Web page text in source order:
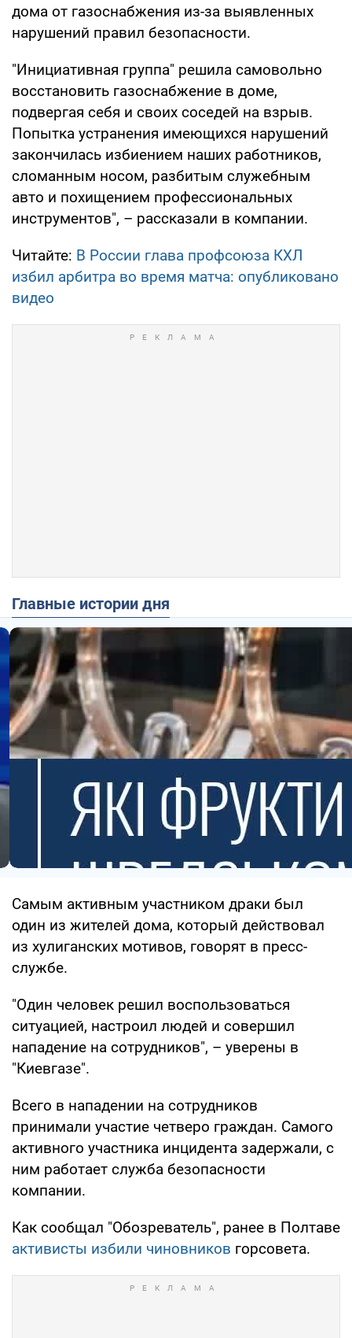
дома от газоснабжения из-за выявленных
нарушений правил безопасности.
"Инициативная группа" решила самовольно
восстановить газоснабжение в доме,
подвергая себя и своих соседей на взрыв.
Попытка устранения имеющихся нарушений
закончилась избиением наших работников,
сломанным носом, разбитым служебным
авто и похищением профессиональных
инструментов", – рассказали в компании.
Читайте: В России глава профсоюза КХЛ
избил арбитра во время матча: опубликовано
видео
Главные истории дня
Самым активным участником драки был
один из жителей дома, который действовал
из хулиганских мотивов, говорят в пресс-
службе.
"Один человек решил воспользоваться
ситуацией, настроил людей и совершил
нападение на сотрудников", – уверены в
"Киевгазе".
Всего в нападении на сотрудников
принимали участие четверо граждан. Самого
активного участника инцидента задержали, с
ним работает служба безопасности
компании.
Как сообщал "Обозреватель", ранее в Полтаве
активисты избили чиновников горсовета.